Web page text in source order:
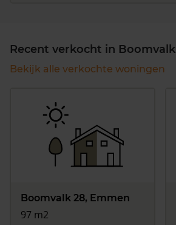
Recent verkocht in Boomvalk
Bekijk alle verkochte woningen
Boomvalk 28, Emmen
97 m2